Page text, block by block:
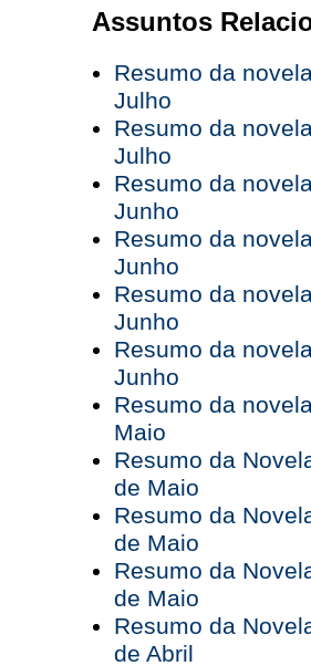
Assuntos
Resumo da
Julho
Resumo da
Julho
Resumo da
Junho
Resumo da
Junho
Resumo da
Junho
Resumo da
Junho
Resumo da
Maio
Resumo da
de Maio
Resumo da
de Maio
Resumo da
de Maio
Resumo da
de Abril